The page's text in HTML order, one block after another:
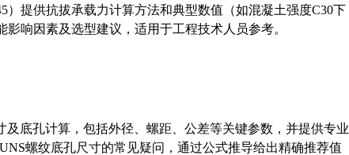
）提供抗拔承载力计算方法和典型数值（如混凝土强度C30下
响因素及选型建议，适用于工程技术人员参考。
及底孔计算，包括外径、螺距、公差等关键参数，并提供专业
螺纹底孔尺寸的常见疑问，通过公式推导给出精确推荐值